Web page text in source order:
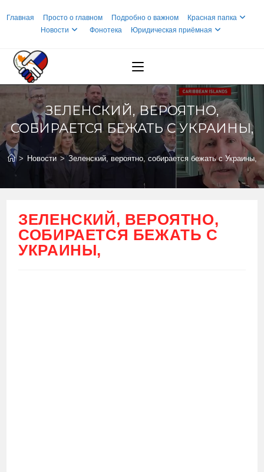
Главная Просто о главном Подробно о важном
Красная папка
Новости
Фонотека Юридическая приёмная
ЗЕЛЕНСКИЙ, ВЕРОЯТНО,
СОБИРАЕТСЯ БЕЖАТЬ С УКРАИНЫ,
> Новости > Зеленский, вероятно, собирается бежать с Украины,
ЗЕЛЕНСКИЙ, ВЕРОЯТНО,
СОБИРАЕТСЯ БЕЖАТЬ С
УКРАИНЫ,